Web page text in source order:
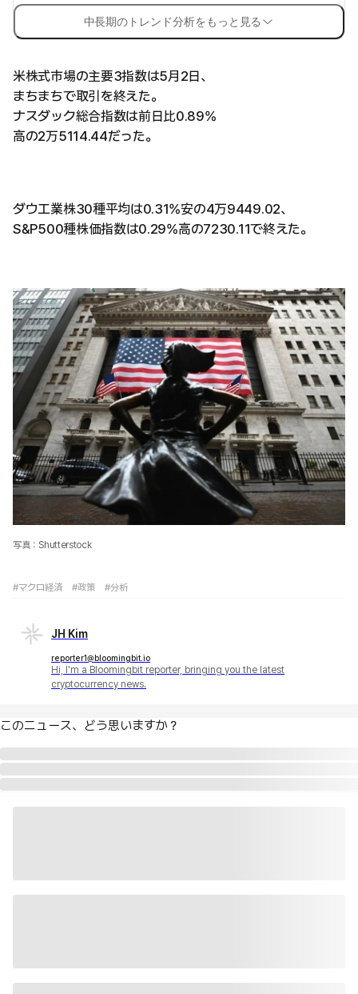
中長期のトレンド分析をもっと見る
米株式市場の主要3指数は5月2日、
まちまちで取引を終えた。
ナスダック総合指数は前日比0.89%
高の2万5114.44だった。
ダウ工業株30種平均は0.31%安の4万9449.02、
S&P500種株価指数は0.29%高の7230.11で終えた。
写真：Shutterstock
#マクロ経済 #政策 #分析
JH Kim
reporter1@bloomingbit.io
Hi, I'm a Bloomingbit reporter, bringing you the latest
cryptocurrency news.
このニュース、どう思いますか？